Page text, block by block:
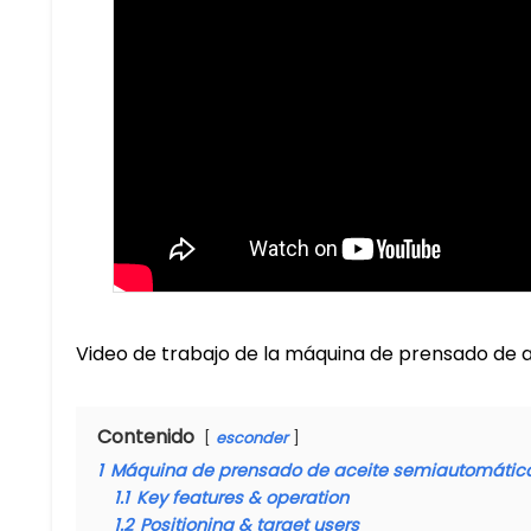
Video de trabajo de la máquina de prensado de
Contenido esconder
1 Máquina de prensado de aceite
1.1 ​​Key features & operation​
1.2 ​​Positioning & target users